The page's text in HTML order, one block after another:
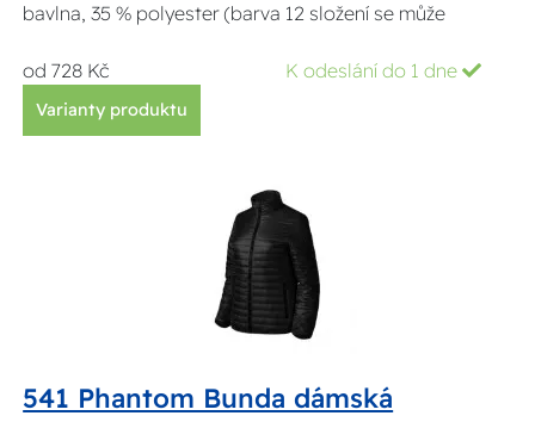
bavlna, 35 % polyester (barva 12 složení se může
od 728 Kč K odeslání do 1 dne
Varianty produktu
541 Phantom Bunda dámská